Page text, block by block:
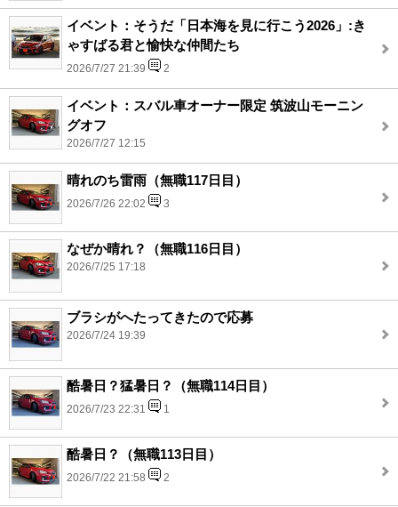
イベント：そうだ「日本海を見に行こう2026」:き
ゃすばる君と愉快な仲間たち
2026/7/27 21:39 2
イベント：スバル車オーナー限定 筑波山モーニン
グオフ
2026/7/27 12:15
晴れのち雷雨（無職117日目）
2026/7/26 22:02 3
なぜか晴れ？（無職116日目）
2026/7/25 17:18
ブラシがへたってきたので応募
2026/7/24 19:39
酷暑日？猛暑日？（無職114日目）
2026/7/23 22:31 1
酷暑日？（無職113日目）
2026/7/22 21:58 2